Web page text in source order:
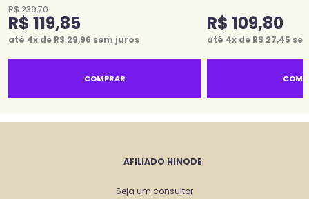
R$239,70
R$ 119,85
até 4x de R$ 29,96 sem juros
COMPRAR
R$ 109,80
até 4x de R$ 27,45
AFILIADO HINODE
Seja um consultor